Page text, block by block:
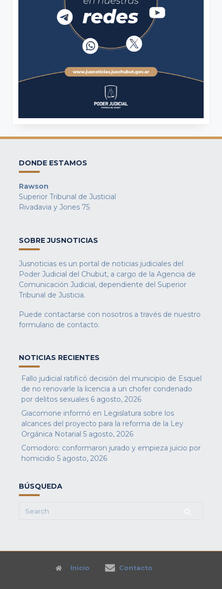
DONDE ESTAMOS
Rawson
Superior Tribunal de Justicial
Rivadavia y Jones 75
SOBRE JUSNOTICIAS
Jusnoticias es un portal de noticias judiciales del
Poder Judicial del Chubut, a cargo de la Agencia de
Comunicación Judicial, dependiente del Superior
Tribunal de Justicia.
Puede contactarse con nosotros a través de nuestro
formulario de contacto.
NOTICIAS RECIENTES
Fallo judicial ratificó decisión del municipio de Esquel
de no renovarle la licencia a un chofer condenado
por delitos sexuales 6 agosto, 2026
Giacomone informó en Legislatura sobre los
alcances del proyecto para la reforma de la Ley
Orgánica Notarial 5 agosto, 2026
Comodoro: conformaron jurado y empieza juicio por
homicidio 5 agosto, 2026
BÚSQUEDA
Search
Inicio Contacto